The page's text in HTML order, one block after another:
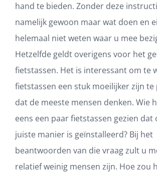
hand te bieden. Zonder deze
namelijk gewoon maar wat doen en
helemaal niet weten waar u mee
Hetzelfde geldt overigens voor het
fietstassen. Het is interessant om te
fietstassen een stuk moeilijker zijn te
dat de meeste mensen denken. Wie
eens een paar fietstassen gezien dat
juiste manier is geïnstalleerd? Bij het
beantwoorden van die vraag zult u
relatief weinig mensen zijn. Hoe zou